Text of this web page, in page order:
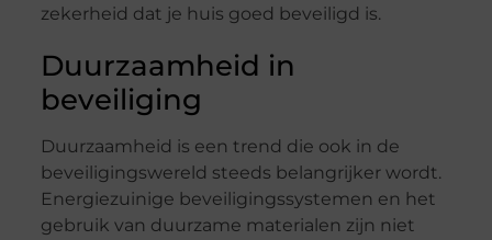
zekerheid dat je huis goed beveiligd is.
Duurzaamheid in
beveiliging
Duurzaamheid is een trend die ook in de
beveiligingswereld steeds belangrijker wordt.
Energiezuinige beveiligingssystemen en het
gebruik van duurzame materialen zijn niet